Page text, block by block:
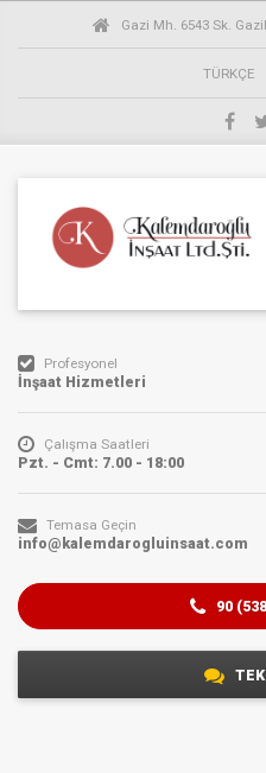
Gazi Mh. 6543 Sk.
TÜRKÇE
Profesyonel
İnşaat Hizmetleri
Çalışma Saatleri
Pzt. - Cmt: 7.00 - 18:00
Temasa Geçin
info@kalemdarogluinsaat.com
90